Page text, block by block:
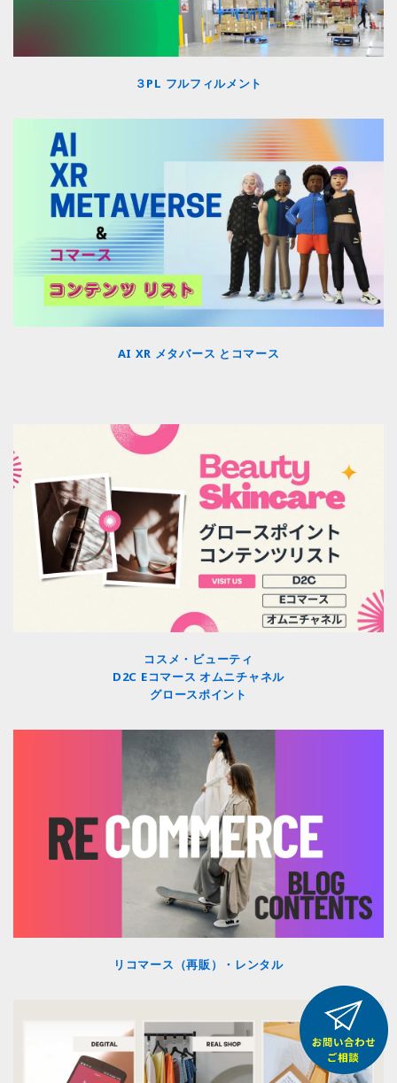
３PL フルフィルメント
AI XR メタバース とコマース
コスメ・ビューティ
D2C Eコマース オムニチャネル
グロースポイント
リコマース（再販）・レンタル